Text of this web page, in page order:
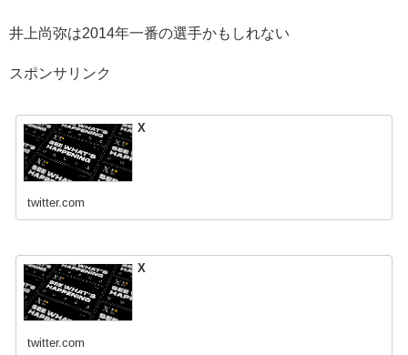
井上尚弥は2014年一番の選手かもしれない
スポンサリンク
X
twitter.com
X
twitter.com